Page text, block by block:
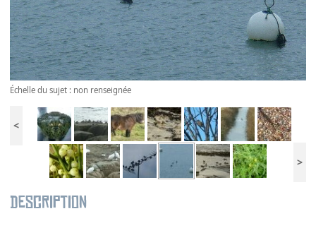
Échelle du sujet : non renseignée
<
>
Description